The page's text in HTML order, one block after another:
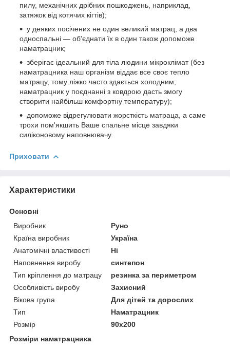
пилу, механічних дрібних пошкоджень, наприклад,
затяжок від котячих кігтів);
у деяких посічених не один великий матрац, а два
односпальні — об'єднати їх в один також допоможе
наматрацник;
зберігає ідеальний для тіла людини мікроклімат (без
наматрацника наш організм віддає все своє тепло
матрацу, тому ліжко часто здається холодним;
наматрацник у поєднанні з ковдрою дасть змогу
створити найбільш комфортну температуру);
допоможе відрегулювати жорсткість матраца, а саме
трохи пом'якшить Ваше спальне місце завдяки
силіконовому наповнювачу.
Приховати
Характеристики
Основні
Виробник
Руно
Країна виробник
Україна
Анатомічні властивості
Ні
Наповнення виробу
синтепон
Тип кріплення до матрацу
резинка за периметром
Особливість виробу
Захисний
Вікова група
Для дітей та дорослих
Тип
Наматрацник
Розмір
90x200
Розміри наматрацника